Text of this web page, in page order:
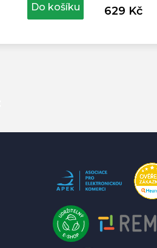
Do košíku 629 Kč